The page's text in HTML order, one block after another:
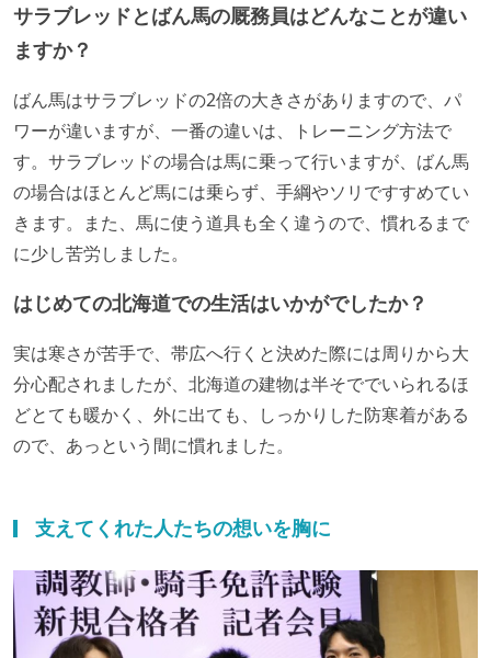
サラブレッドとばん馬の厩務員はどんなことが違い
ますか？
ばん馬はサラブレッドの2倍の大きさがありますので、パ
ワーが違いますが、一番の違いは、トレーニング方法で
す。サラブレッドの場合は馬に乗って行いますが、ばん馬
の場合はほとんど馬には乗らず、手綱やソリですすめてい
きます。また、馬に使う道具も全く違うので、慣れるまで
に少し苦労しました。
はじめての北海道での生活はいかがでしたか？
実は寒さが苦手で、帯広へ行くと決めた際には周りから大
分心配されましたが、北海道の建物は半そででいられるほ
どとても暖かく、外に出ても、しっかりした防寒着がある
ので、あっという間に慣れました。
支えてくれた人たちの想いを胸に